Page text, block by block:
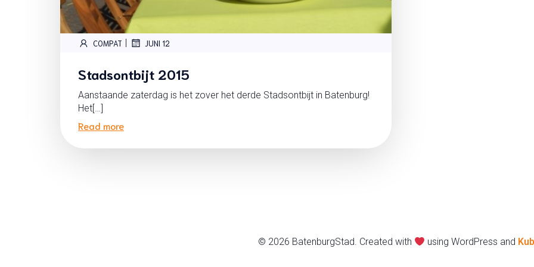
COMPAT | JUNI 12
Stadsontbijt 2015
Aanstaande zaterdag is het zover het derde Stadsontbijt in Batenburg!
Het[…]
Read more
© 2026 BatenburgStad. Created with using WordPress and